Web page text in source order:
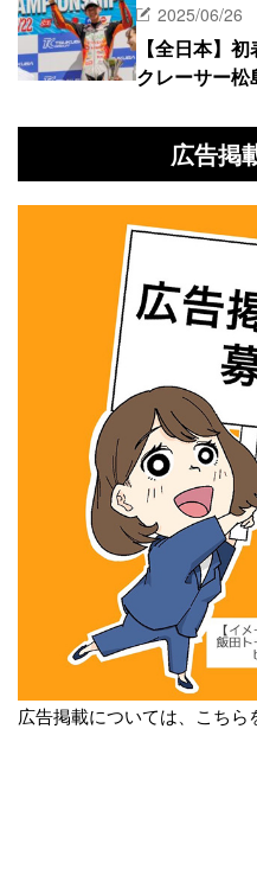
2025/06/26
【全日本】
クレーサー松
広告掲
広告掲載については、こちら